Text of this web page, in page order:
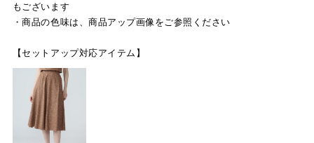
もございます
・商品の色味は、商品アップ画像をご参照ください
【セットアップ対応アイテム】